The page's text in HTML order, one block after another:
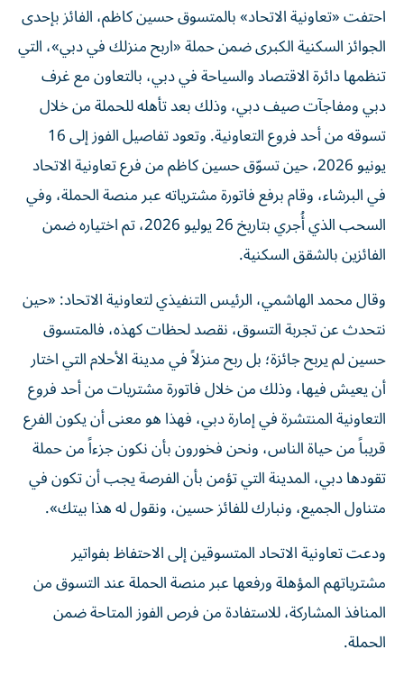
احتفت «تعاونية الاتحاد» بالمتسوق حسين كاظم، الفائز بإحدى
الجوائز السكنية الكبرى ضمن حملة «اربح منزلك في دبي»، التي
تنظمها دائرة الاقتصاد والسياحة في دبي، بالتعاون مع غرف
دبي ومفاجآت صيف دبي، وذلك بعد تأهله للحملة من خلال
تسوقه من أحد فروع التعاونية. وتعود تفاصيل الفوز إلى 16
يونيو 2026، حين تسوّق حسين كاظم من فرع تعاونية الاتحاد
في البرشاء، وقام برفع فاتورة مشترياته عبر منصة الحملة، وفي
السحب الذي أُجري بتاريخ 26 يوليو 2026، تم اختياره ضمن
الفائزين بالشقق السكنية.
وقال محمد الهاشمي، الرئيس التنفيذي لتعاونية الاتحاد: «حين
نتحدث عن تجربة التسوق، نقصد لحظات كهذه، فالمتسوق
حسين لم يربح جائزة؛ بل ربح منزلاً في مدينة الأحلام التي اختار
أن يعيش فيها، وذلك من خلال فاتورة مشتريات من أحد فروع
التعاونية المنتشرة في إمارة دبي، فهذا هو معنى أن يكون الفرع
قريباً من حياة الناس، ونحن فخورون بأن نكون جزءاً من حملة
تقودها دبي، المدينة التي تؤمن بأن الفرصة يجب أن تكون في
متناول الجميع، ونبارك للفائز حسين، ونقول له هذا بيتك».
ودعت تعاونية الاتحاد المتسوقين إلى الاحتفاظ بفواتير
مشترياتهم المؤهلة ورفعها عبر منصة الحملة عند التسوق من
المنافذ المشاركة، للاستفادة من فرص الفوز المتاحة ضمن
الحملة.